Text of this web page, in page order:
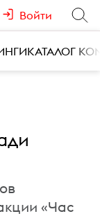
Войти
КАТАЛОГ
«Час